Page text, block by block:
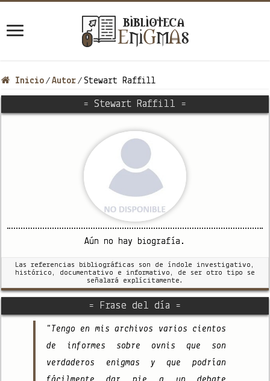
Inicio / Autor / Stewart Raffill
= Stewart Raffill =
Aún no hay biografía.
Las referencias bibliográficas son de índole investigativo,
histórico, documentativo e informativo, de ser otro tipo se
señalará explícitamente.
= Frase del día =
"Tengo en mis archivos varios cientos
de informes sobre ovnis que son
verdaderos enigmas y que podrían